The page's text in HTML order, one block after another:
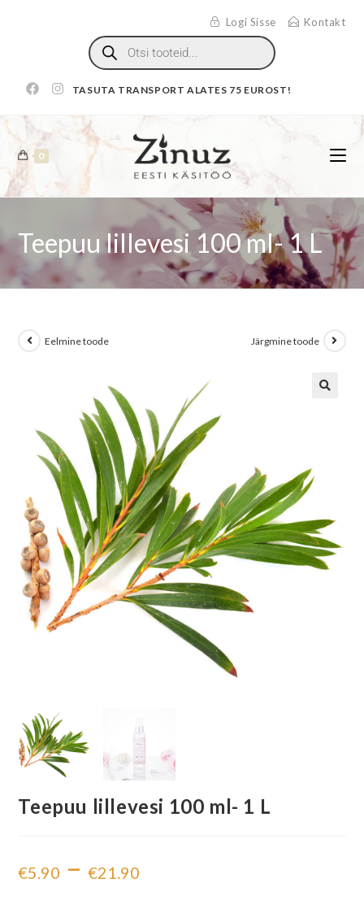
Logi Sisse Kontakt
TASUTA TRANSPORT ALATES 75 EUROST!
0
Teepuu lillevesi 100 ml- 1 L
Eelmine toode Järgmine toode
Teepuu lillevesi 100 ml- 1 L
€5.90 – €21.90